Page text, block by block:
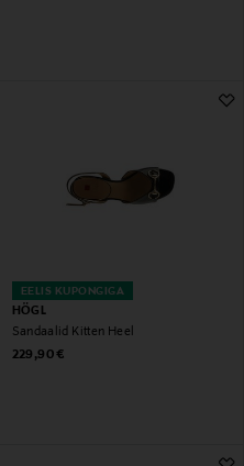
EELIS KUPONGIGA
HÖGL
Sandaalid Kitten Heel
Original Price
229,90 €